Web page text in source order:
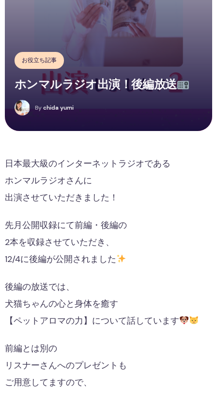
お役立ち記事
ホンマルラジオ出演！後編放送
C Bychida yumi
日本最大級のインターネットラジオである
ホンマルラジオさんに
出演させていただきました！
先月公開収録にて前編・後編の
2本を収録させていただき、
12/4に後編が公開されました
後編の放送では、
犬猫ちゃんの心と身体を癒す
【ペットアロマの力】について話しています
前編とは別の
リスナーさんへのプレゼントも
ご用意してますので、